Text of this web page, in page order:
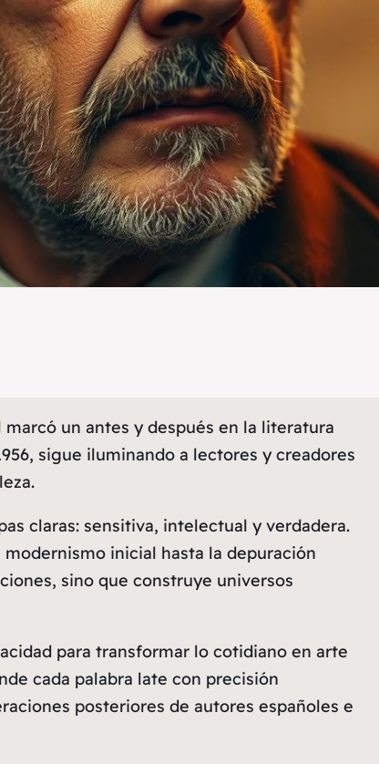
un antes y después en la literatura
sigue iluminando a lectores y creadores
claras: sensitiva, intelectual y verdadera.
inicial hasta la depuración
sino que construye universos
para transformar lo cotidiano en arte
cada palabra late con precisión
posteriores de autores españoles e